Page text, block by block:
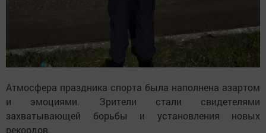
Атмосфера праздника спорта была наполнена азартом
и эмоциями. Зрители стали свидетелями
захватывающей борьбы и установления новых
рекордов.